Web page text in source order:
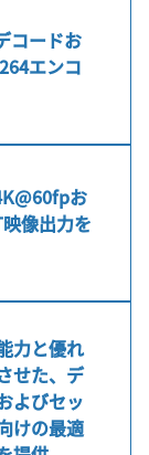
コードお
エンコ
お
像出力を
力と優れ
せた、デ
よびセッ
けの最適